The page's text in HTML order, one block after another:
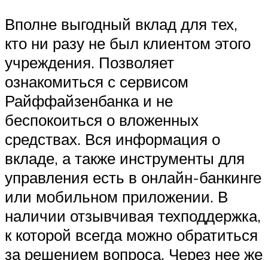
Вполне выгодный вклад для тех,
кто ни разу не был клиентом этого
учреждения. Позволяет
ознакомиться с сервисом
Райффайзенбанка и не
беспокоиться о вложенных
средствах. Вся информация о
вкладе, а также инструменты для
управления есть в онлайн-банкинге
или мобильном приложении. В
наличии отзывчивая техподдержка,
к которой всегда можно обратиться
за решением вопроса. Через нее же